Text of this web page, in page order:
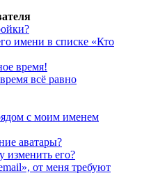
имени в списке «Кто
время!
всё равно
с моим именем
аватары?
изменить его?
от меня требуют